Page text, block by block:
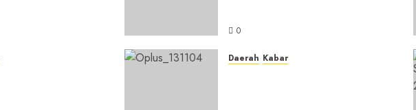
0
Daerah Kabar